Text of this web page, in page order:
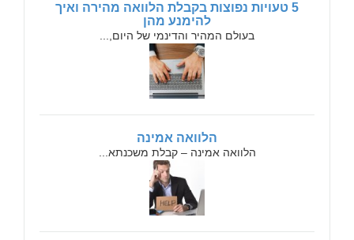
5 טעויות נפוצות בקבלת הלוואה מהירה ואיך
להימנע מהן
בעולם המהיר והדינמי של היום,...
הלוואה אמינה
הלוואה אמינה – קבלת משכנתא...